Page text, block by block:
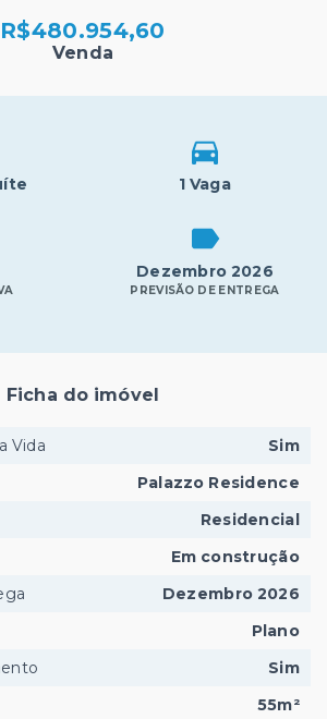
R$480.954,60
Venda
1 Vaga
Dezembro 2026
PREVISÃO DE ENTREGA
Ficha do imóvel
Vida
Sim
Palazzo Residence
Residencial
Em construção
Dezembro 2026
Plano
Sim
55m²